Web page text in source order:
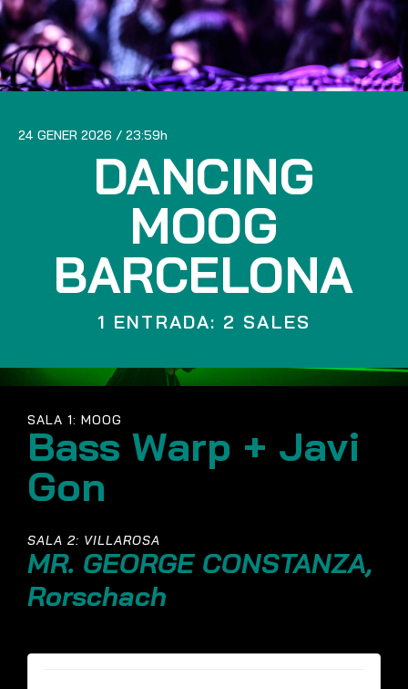
24 GENER 2026 23:59
DANCING
MOOG
BARCELONA
1 ENTRADA: 2 SALES
SALA 1: MOOG
Bass Warp + Javi
Gon
SALA 2: VILLAROSA
MR. GEORGE CONSTANZA,
Rorschach